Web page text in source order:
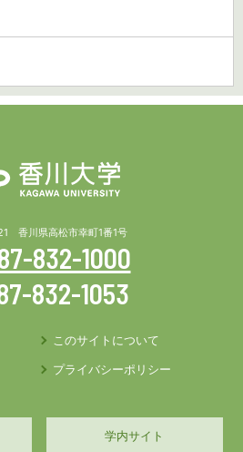
香川県高松市幸町1番1号
832-1000
832-1053
このサイトについて
プライバシーポリシー
学内サイト